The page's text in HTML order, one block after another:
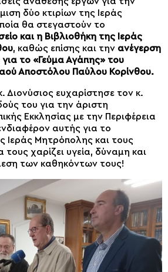
δύο κτιρίων της Ιεράς
θα στεγαστούν το
και η Βιβλιοθήκη της Ιεράς
, καθώς επίσης και την ανέγερση
για το «Γεύμα Αγάπης» του
Αποστόλου Παύλου Κορίνθου.
ευχαρίστησε τον κ.
του για την άριστη
Εκκλησίας με την Περιφέρεια
αυτής για το
Ιεράς Μητρόπολης και τους
χαρίζει υγεία, δύναμη και
των καθηκόντων τους!